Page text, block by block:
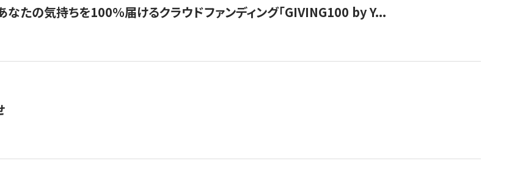
なたの気持ちを100％届けるクラウドファンディング「GIVING100 by Y...